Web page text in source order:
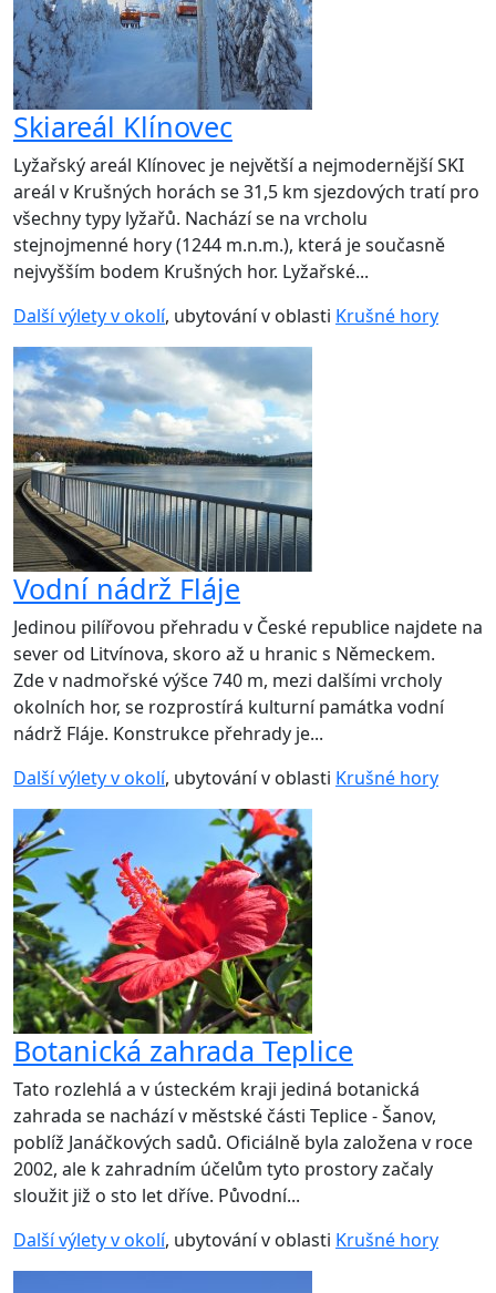
Skiareál Klínovec
Lyžařský areál Klínovec je největší a nejmodernější SKI
areál v Krušných horách se 31,5 km sjezdových tratí pro
všechny typy lyžařů. Nachází se na vrcholu
stejnojmenné hory (1244 m.n.m.), která je současně
nejvyšším bodem Krušných hor. Lyžařské...
Další výlety v okolí, ubytování v oblasti Krušné hory
Vodní nádrž Fláje
Jedinou pilířovou přehradu v České republice najdete na
sever od Litvínova, skoro až u hranic s Německem.
Zde v nadmořské výšce 740 m, mezi dalšími vrcholy
okolních hor, se rozprostírá kulturní památka vodní
nádrž Fláje. Konstrukce přehrady je...
Další výlety v okolí, ubytování v oblasti Krušné hory
Botanická zahrada Teplice
Tato rozlehlá a v ústeckém kraji jediná botanická
zahrada se nachází v městské části Teplice - Šanov,
poblíž Janáčkových sadů. Oficiálně byla založena v roce
2002, ale k zahradním účelům tyto prostory začaly
sloužit již o sto let dříve. Původní...
Další výlety v okolí, ubytování v oblasti Krušné hory